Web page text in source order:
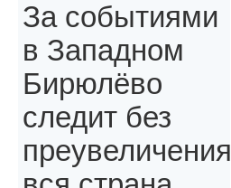
За событиями
в Западном
Бирюлёво
следит без
преувеличения